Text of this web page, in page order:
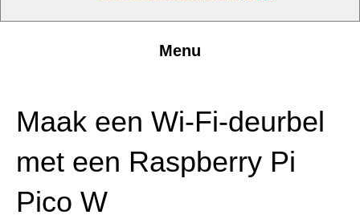
Menu
Maak een Wi-Fi-deurbel
met een Raspberry Pi
Pico W